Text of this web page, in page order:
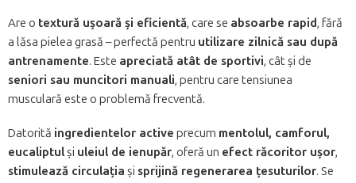
Are o textură ușoară și eficientă, care se absoarbe rapid, fără
a lăsa pielea grasă – perfectă pentru utilizare zilnică sau după
antrenamente. Este apreciată atât de sportivi, cât și de
seniori sau muncitori manuali, pentru care tensiunea
musculară este o problemă frecventă.
Datorită ingredientelor active precum mentolul, camforul,
eucaliptulși uleiul de ienupăr, oferă un efect răcoritor ușor,
stimulează circulația și sprijină regenerarea țesuturilor. Se